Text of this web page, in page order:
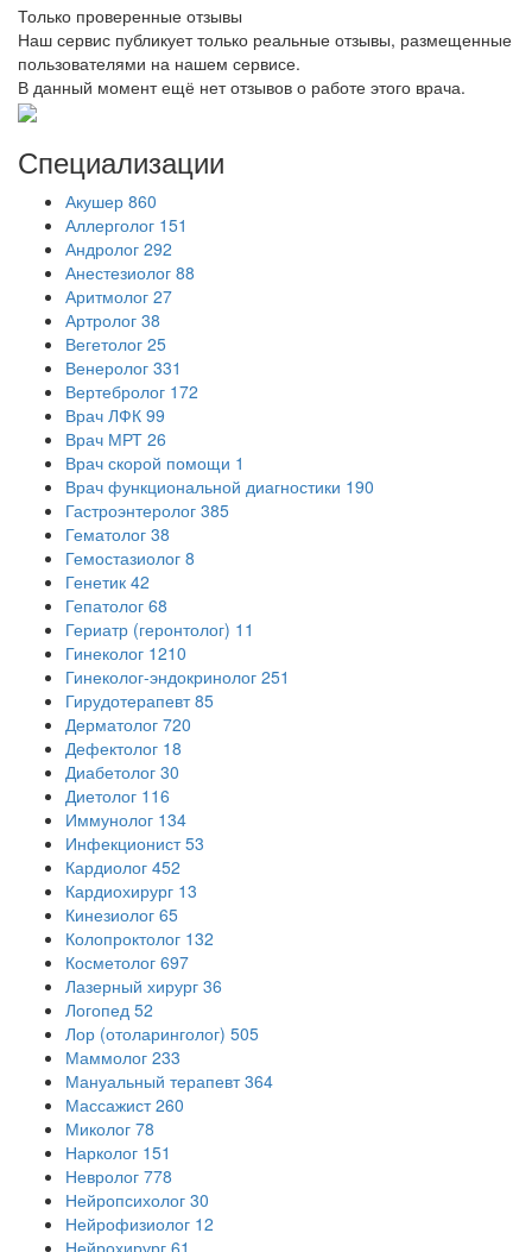
Только проверенные отзывы
Наш сервис публикует только реальные отзывы, размещенные
пользователями на нашем сервисе.
В данный момент ещё нет отзывов о работе этого врача.
Специализации
Акушер 860
Аллерголог 151
Андролог 292
Анестезиолог 88
Аритмолог 27
Артролог 38
Вегетолог 25
Венеролог 331
Вертебролог 172
Врач ЛФК 99
Врач МРТ 26
Врач скорой помощи 1
Врач функциональной диагностики 190
Гастроэнтеролог 385
Гематолог 38
Гемостазиолог 8
Генетик 42
Гепатолог 68
Гериатр (геронтолог) 11
Гинеколог 1210
Гинеколог-эндокринолог 251
Гирудотерапевт 85
Дерматолог 720
Дефектолог 18
Диабетолог 30
Диетолог 116
Иммунолог 134
Инфекционист 53
Кардиолог 452
Кардиохирург 13
Кинезиолог 65
Колопроктолог 132
Косметолог 697
Лазерный хирург 36
Логопед 52
Лор (отоларинголог) 505
Маммолог 233
Мануальный терапевт 364
Массажист 260
Миколог 78
Нарколог 151
Невролог 778
Нейропсихолог 30
Нейрофизиолог 12
Нейрохирург 61